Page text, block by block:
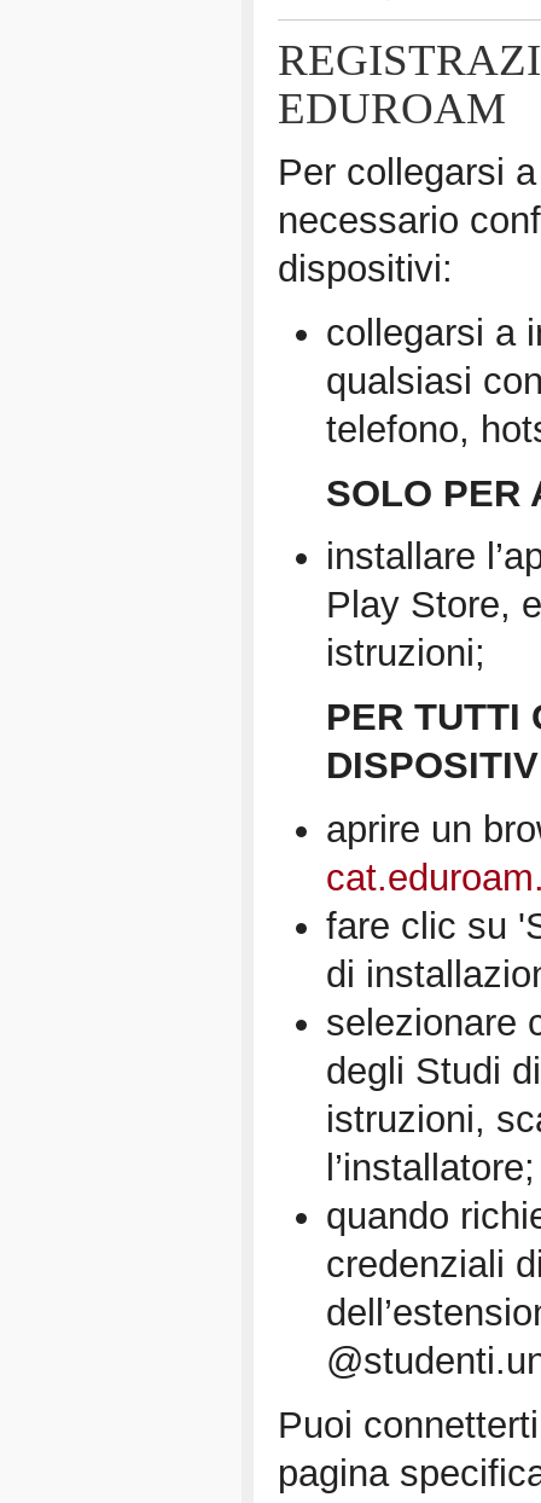
EDUROAM
Per collegarsi
necessario
dispositivi:
collegarsi a
qualsiasi
telefono,
SOLO PER
installare
Play Store,
istruzioni;
PER TUTTI
aprire un
fare clic su
di
selezionare
degli Studi
istruzioni,
l’installatore;
quando
credenziali
Puoi
pagina